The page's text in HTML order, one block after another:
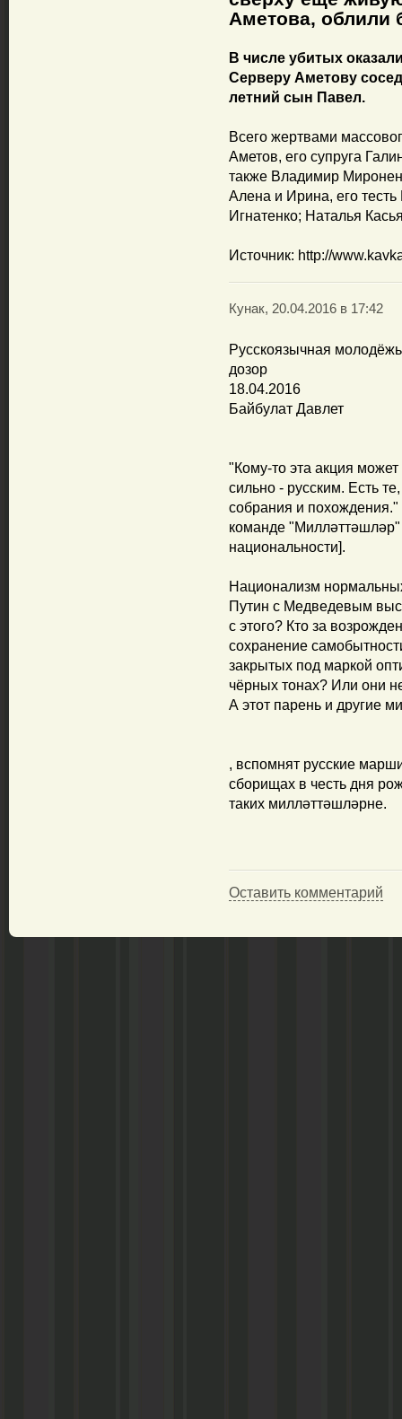
Аметова, облили
В числе убитых
Серверу Аметову
летний сын Павел.
Всего жертвами
Аметов, его супруга
также Владимир
Алена и Ирина, его
Игнатенко; Наталья
Источник: http://
Кунак, 20.04.2016 в 17:42
Русскоязычная
дозор
18.04.2016
Байбулат Давлет
"Кому-то эта акция
сильно - русским. Есть
собрания и
команде
национальности].
Национализм
Путин с Медведевым
с этого? Кто за
сохранение
закрытых под маркой
чёрных тонах? Или они
А этот парень и другие
, вспомнят русские
сборищах в честь дня
таких милләттәшләрне.
Оставить комментарий